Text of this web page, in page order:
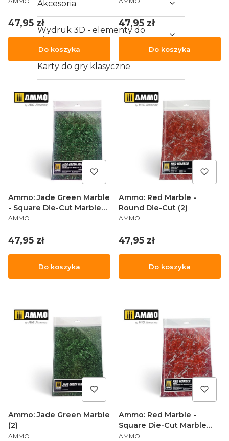
Akcesoria
Wydruk 3D - elementy do
gier
Karty do gry klasyczne
Vouchery
Cena
47,95 zł
Do koszyka
Cena
47,95 zł
Do koszyka
Ammo: Jade Green Marble
- Square Die-Cut Marble
Tiles (2)
PRODUCENT
AMMO
Cena
47,95 zł
Do koszyka
Ammo: Red Marble -
Round Die-Cut (2)
PRODUCENT
AMMO
Cena
47,95 zł
Do koszyka
Ammo: Jade Green Marble
(2)
PRODUCENT
AMMO
Ammo: Red Marble -
Square Die-Cut Marble
Tiles (2)
PRODUCENT
AMMO